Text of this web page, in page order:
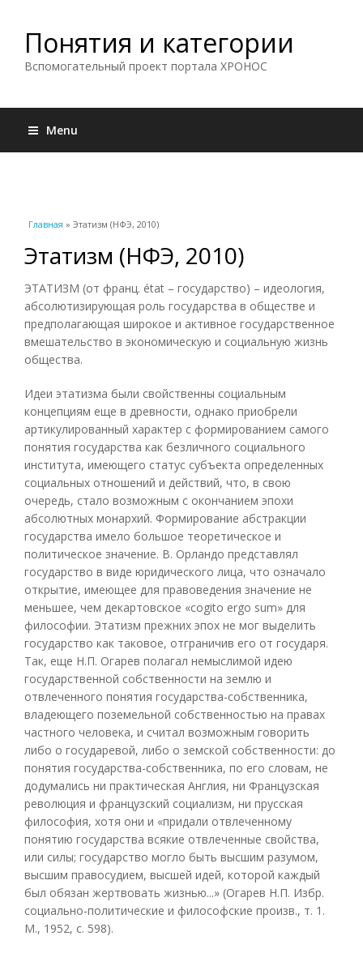
Понятия и категории
Вспомогательный проект портала ХРОНОС
Menu
Вы здесь
Главная » Этатизм (НФЭ, 2010)
Этатизм (НФЭ, 2010)
ЭТАТИЗМ (от франц. état – государство) – идеология,
абсолютизирующая роль государства в обществе и
предполагающая широкое и активное государственное
вмешательство в экономическую и социальную жизнь
общества.
Идеи этатизма были свойственны социальным
концепциям еще в древности, однако приобрели
артикулированный характер с формированием самого
понятия государства как безличного социального
института, имеющего статус субъекта определенных
социальных отношений и действий, что, в свою
очередь, стало возможным с окончанием эпохи
абсолютных монархий. Формирование абстракции
государства имело большое теоретическое и
политическое значение. В. Орландо представлял
государство в виде юридического лица, что означало
открытие, имеющее для правоведения значение не
меньшее, чем декартовское «cogito ergo sum» для
философии. Этатизм прежних эпох не мог выделить
государство как таковое, отграничив его от государя.
Так, еще Н.П. Огарев полагал немыслимой идею
государственной собственности на землю и
отвлеченного понятия государства-собственника,
владеющего поземельной собственностью на правах
частного человека, и считал возможным говорить
либо о государевой, либо о земской собственности: до
понятия государства-собственника, по его словам, не
додумались ни практическая Англия, ни Французская
революция и французский социализм, ни прусская
философия, хотя они и «придали отвлеченному
понятию государства всякие отвлеченные свойства,
или силы; государство могло быть высшим разумом,
высшим правосудием, высшей идей, которой каждый
был обязан жертвовать жизнью...» (Огарев Н.П. Избр.
социально-политические и философские произв., т. 1.
М., 1952, с. 598).